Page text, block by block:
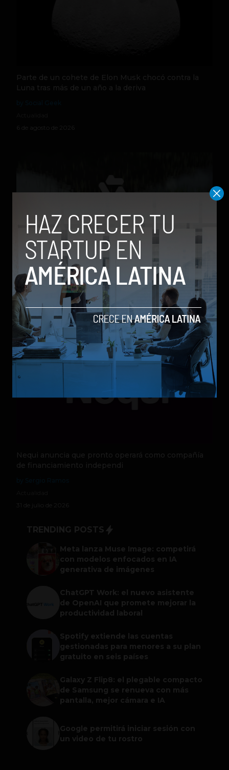
Parte de un cohete de Elon Musk chocó contra la
Luna tras más de un año a la deriva
6 de agosto de 2026
Qwen 3.8-Max, la nueva IA de Alibaba que desafía a
los modelos más poderosos
by Sergio Ramos
Actualidad
5 de agosto de 2026
Nequi anuncia que pronto operará como compañía
de financiamiento independi
31 de julio de 2026
TRENDING POSTS
Meta lanza Muse Image: competirá
con modelos enfocados en IA
generativa de imágenes
ChatGPT Work: el nuevo asistente
de OpenAI que promete mejorar la
productividad laboral
Spotify extiende las cuentas
gestionadas para menores a su plan
gratuito en seis países
Galaxy Z Flip8: el plegable compacto
de Samsung se renueva con más
pantalla, mejor cámara e IA
Google permitirá iniciar sesión con
un video de tu rostro